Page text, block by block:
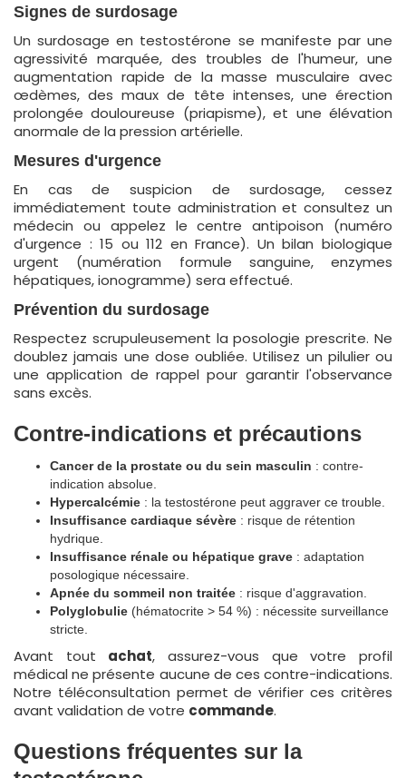
Signes de surdosage
Un surdosage en testostérone se manifeste par une
agressivité marquée, des troubles de l'humeur, une
augmentation rapide de la masse musculaire avec
œdèmes, des maux de tête intenses, une érection
prolongée douloureuse (priapisme), et une élévation
anormale de la pression artérielle.
Mesures d'urgence
En cas de suspicion de surdosage, cessez
immédiatement toute administration et consultez un
médecin ou appelez le centre antipoison (numéro
d'urgence : 15 ou 112 en France). Un bilan biologique
urgent (numération formule sanguine, enzymes
hépatiques, ionogramme) sera effectué.
Prévention du surdosage
Respectez scrupuleusement la posologie prescrite. Ne
doublez jamais une dose oubliée. Utilisez un pilulier ou
une application de rappel pour garantir l'observance
sans excès.
Contre-indications et précautions
Cancer de la prostate ou du sein masculin : contre-
indication absolue.
Hypercalcémie : la testostérone peut aggraver ce trouble.
Insuffisance cardiaque sévère : risque de rétention
hydrique.
Insuffisance rénale ou hépatique grave : adaptation
posologique nécessaire.
Apnée du sommeil non traitée : risque d'aggravation.
Polyglobulie (hématocrite > 54 %) : nécessite surveillance
stricte.
Avant tout achat, assurez-vous que votre profil
médical ne présente aucune de ces contre-indications.
Notre téléconsultation permet de vérifier ces critères
avant validation de votre commande.
Questions fréquentes sur la